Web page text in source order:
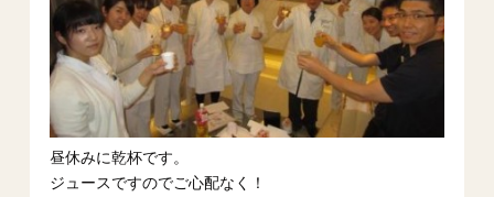
昼休みに乾杯です。
ジュースですのでご心配なく！